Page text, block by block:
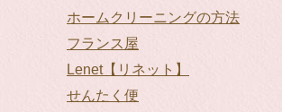
ホームクリーニングの方法
フランス屋
Lenet【リネット】
せんたく便